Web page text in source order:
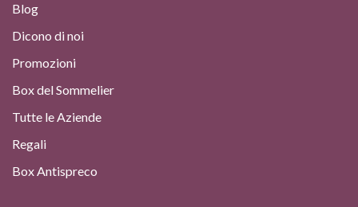
Blog
Dicono di noi
Promozioni
Box del Sommelier
Tutte le Aziende
Regali
Box Antispreco